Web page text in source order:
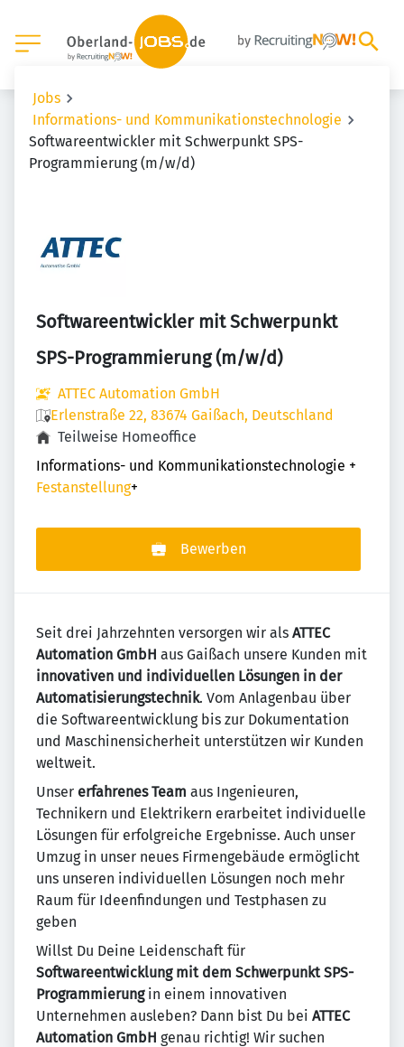
Jobs
Informations- und Kommunikationstechnologie
Softwareentwickler mit Schwerpunkt SPS-
Programmierung (m/w/d)
Softwareentwickler mit Schwerpunkt
SPS-Programmierung (m/w/d)
ATTEC Automation GmbH
Erlenstraße 22, 83674 Gaißach, Deutschland
Teilweise Homeoffice
Informations- und Kommunikationstechnologie +
Festanstellung+
Bewerben
Seit drei Jahrzehnten versorgen wir als ATTEC
Automation GmbH aus Gaißach unsere Kunden mit
innovativen und individuellen Lösungen in der
Automatisierungstechnik. Vom Anlagenbau über
die Softwareentwicklung bis zur Dokumentation
und Maschinensicherheit unterstützen wir Kunden
weltweit.
Unser erfahrenes Team aus Ingenieuren,
Technikern und Elektrikern erarbeitet individuelle
Lösungen für erfolgreiche Ergebnisse. Auch unser
Umzug in unser neues Firmengebäude ermöglicht
uns unseren individuellen Lösungen noch mehr
Raum für Ideenfindungen und Testphasen zu
geben
Willst Du Deine Leidenschaft für
Softwareentwicklung mit dem Schwerpunkt SPS-
Programmierungin einem innovativen
Unternehmen ausleben? Dann bist Du bei ATTEC
Automation GmbH genau richtig! Wir suchen